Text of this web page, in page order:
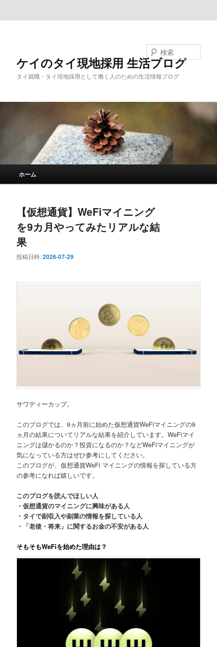
ケイのタイ現地採用 生活ブログ
タイ就職・タイ現地採用として働く人のための生活情報ブログ
ホーム
【仮想通貨】WeFiマイニング
を9カ月やってみたリアルな結
果
投稿日時:2026-07-29
サワディーカップ。
このブログでは、9ヵ月前に始めた仮想通貨WeFiマイニングの9
ヵ月の結果についてリアルな結果を紹介しています。WeFiマイ
ニングは儲かるのか？投資になるのか？などWeFiマイニングが
気になっている方はぜひ参考にしてください。
このブログが、仮想通貨WeFi マイニングの情報を探している方
の参考になれば嬉しいです。
このブログを読んでほしい人
・仮想通貨のマイニングに興味がある人
・タイで副収入や副業の情報を探している人
・「老後・将来」に関するお金の不安がある人
そもそもWeFiを始めた理由は？